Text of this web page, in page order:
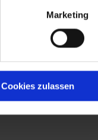
Marketing
Cookies zulassen